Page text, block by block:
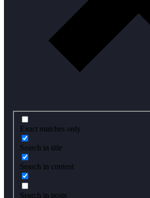
Exact matches only
Search in title
Search in content
Search in posts